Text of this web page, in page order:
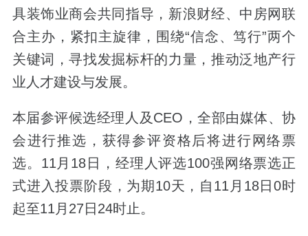
具装饰业商会共同指导，新浪财经、中房网联
合主办，紧扣主旋律，围绕“信念、笃行”两个
关键词，寻找发掘标杆的力量，推动泛地产行
业人才建设与发展。
本届参评候选经理人及CEO，全部由媒体、协
会进行推选，获得参评资格后将进行网络票
选。11月18日，经理人评选100强网络票选正
式进入投票阶段，为期10天，自11月18日0时
起至11月27日24时止。